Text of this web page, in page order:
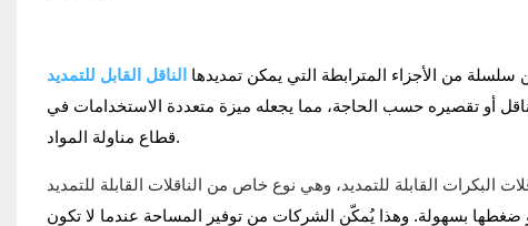
الناقل القابل للتمديد من الأجزاء المترابطة التي يمكن تمديدها
أو تقصيره حسب الحاجة، مما يجعله ميزة متعددة الاستخدامات في
قطاع مناولة المواد.
ضغطها بسهولة. وهذا يُمكّن الشركات من توفير المساحة عندما لا تكون